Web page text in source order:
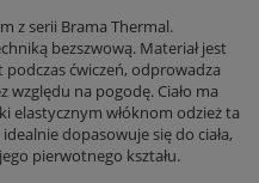
z serii Brama Thermal.
bezszwową. Materiał jest
ćwiczeń, odprowadza
na pogodę. Ciało ma
elastycznym włóknom odzież ta
dopasowuje się do ciała,
pierwotnego kształu.